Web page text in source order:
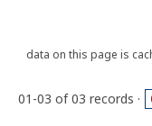
data on this page is
01-03 of 03 records ·